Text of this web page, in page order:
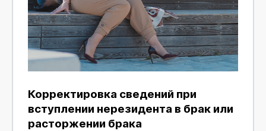
Корректировка сведений при
вступлении нерезидента в брак или
расторжении брака